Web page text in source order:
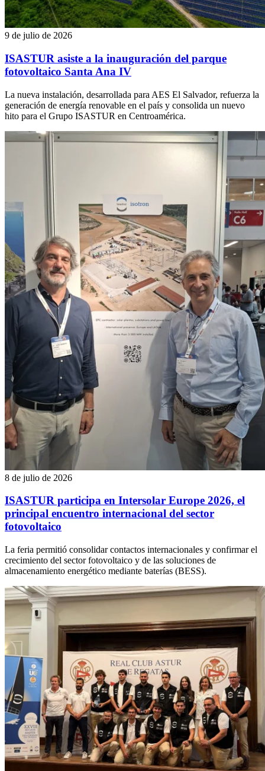
9 de julio de 2026
ISASTUR asiste a la inauguración del parque
fotovoltaico Santa Ana IV
La nueva instalación, desarrollada para AES El Salvador, refuerza la
generación de energía renovable en el país y consolida un nuevo
hito para el Grupo ISASTUR en Centroamérica.
8 de julio de 2026
ISASTUR participa en Intersolar Europe 2026, el
principal encuentro internacional del sector
fotovoltaico
La feria permitió consolidar contactos internacionales y confirmar el
crecimiento del sector fotovoltaico y de las soluciones de
almacenamiento energético mediante baterías (BESS).